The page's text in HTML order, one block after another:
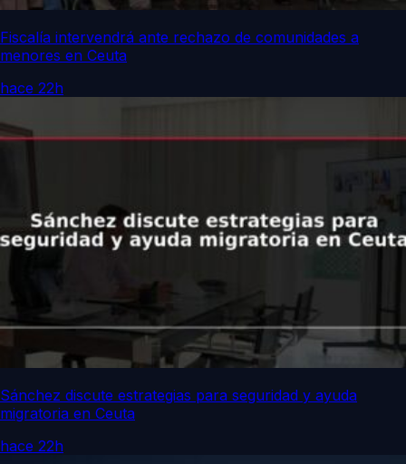
Fiscalía intervendrá ante rechazo de comunidades a
menores en Ceuta
hace 22h
Sánchez discute estrategias para seguridad y ayuda
migratoria en Ceuta
hace 22h